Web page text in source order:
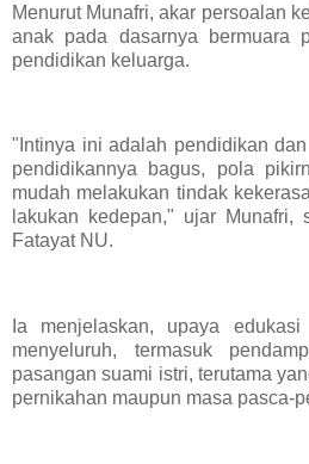
Menurut Munafri, akar persoalan
anak pada dasarnya bermuara
pendidikan keluarga.
"Intinya ini adalah pendidikan
pendidikannya bagus, pola
mudah melakukan tindak
lakukan kedepan," ujar Munafri,
Fatayat NU.
Ia menjelaskan, upaya
menyeluruh, termasuk
pasangan suami istri, terutama
pernikahan maupun masa pasca-